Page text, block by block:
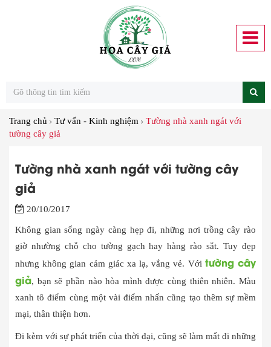
Trang chủ Tư vấn - Kinh nghiệm
Tường nhà xanh ngát với
tường cây giả
Tường nhà xanh ngát với tường cây
giả
20/10/2017
Không gian sống ngày càng hẹp đi, những nơi trồng cây rào
giờ nhường chỗ cho tường gạch hay hàng rào sắt. Tuy đẹp
nhưng không gian cảm giác xa lạ, vắng vẻ. Với tường cây
giả, bạn sẽ phần nào hòa mình được cùng thiên nhiên. Màu
xanh tô điểm cùng một vài điểm nhấn cũng tạo thêm sự mềm
mại, thân thiện hơn.
Đi kèm với sự phát triển của thời đại, cũng sẽ làm mất đi những